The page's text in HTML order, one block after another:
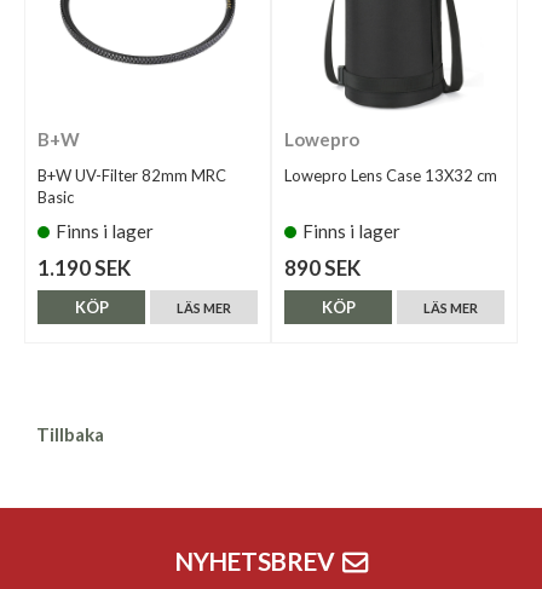
B+W
B+W UV-Filter 82mm MRC
Basic
Finns i lager
1.190 SEK
LÄS MER
KÖP
Lowepro
Lowepro Lens Case 13X32 cm
Finns i lager
890 SEK
LÄS MER
KÖP
Tillbaka
NYHETSBREV